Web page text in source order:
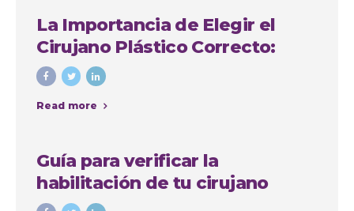
La Importancia de Elegir el
Cirujano Plástico Correcto:
Caso de Sindy Jhovana
Read more
Guía para verificar la
habilitación de tu cirujano
plástico en Antioquia